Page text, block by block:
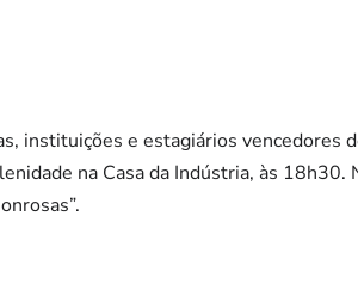
instituições e estagiários vencedores
na Casa da Indústria, às